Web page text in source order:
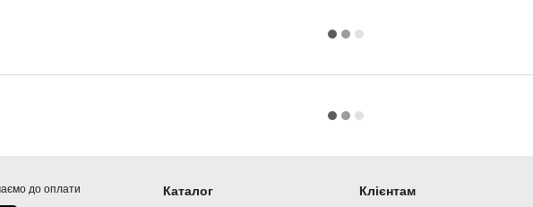
до оплати Каталог Клієнтам